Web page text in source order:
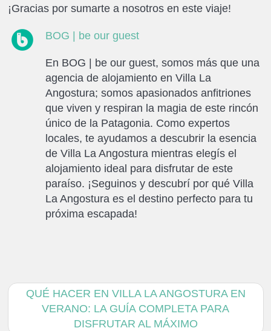
¡Gracias por sumarte a nosotros en este viaje!
BOG | be our guest
En BOG | be our guest, somos más que una
agencia de alojamiento en Villa La
Angostura; somos apasionados anfitriones
que viven y respiran la magia de este rincón
único de la Patagonia. Como expertos
locales, te ayudamos a descubrir la esencia
de Villa La Angostura mientras elegís el
alojamiento ideal para disfrutar de este
paraíso. ¡Seguinos y descubrí por qué Villa
La Angostura es el destino perfecto para tu
próxima escapada!
QUÉ HACER EN VILLA LA ANGOSTURA EN
VERANO: LA GUÍA COMPLETA PARA
DISFRUTAR AL MÁXIMO